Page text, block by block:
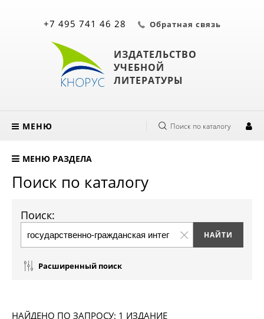
ИЗДАТЕЛЬСТВО
УЧЕБНОЙ
ЛИТЕРАТУРЫ
+7 495 741 46 28 Обратная связь
МЕНЮ Поиск по каталогу
МЕНЮ РАЗДЕЛА
Поиск по каталогу
Поиск:
Расширенный поиск
НАЙДЕНО ПО ЗАПРОСУ: 1 ИЗДАНИЕ